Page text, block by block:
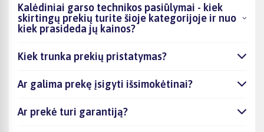
Kalėdiniai garso technikos pasiūlymai - kiek
skirtingų prekių turite šioje kategorijoje ir nuo
kiek prasideda jų kainos?
Kiek trunka prekių pristatymas?
Ar galima prekę įsigyti išsimokėtinai?
Ar prekė turi garantiją?